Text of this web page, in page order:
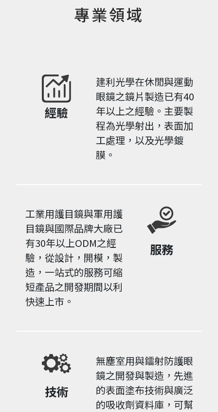
專業領域
經驗
建利光學在休閒與運動
眼鏡之鏡片製造已有40
年以上之經驗。主要製
程為光學射出，表面加
工處理，以及光學鍍
膜。
服務
工業用護目鏡與軍用護
目鏡與國際品牌大廠已
有30年以上ODM之經
驗，從設計，開模，製
造，一站式的服務可縮
短產品之開發期間以利
快速上市。
技術
無塵室用與鐳射防護眼
鏡之開發與製造，先進
的表面塗布技術與廣泛
的吸收劑資料庫，可幫